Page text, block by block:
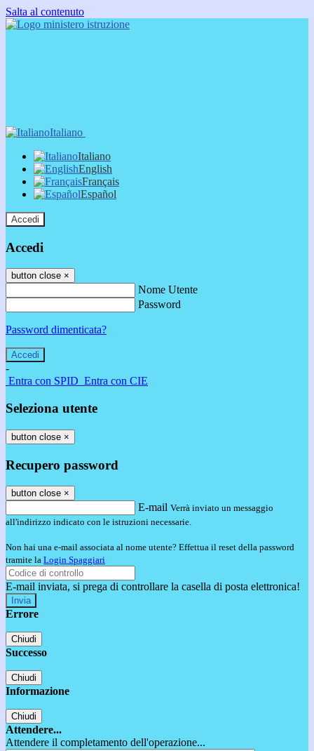
Salta al contenuto
Italiano
Italiano
English
Français
Español
Accedi
Accedi
button close ×
Nome Utente
Password
Password dimenticata?
-
Entra con SPID Entra con CIE
Seleziona utente
button close ×
Recupero password
button close ×
E-mail Verrà inviato un messaggio
all'indirizzo indicato con le istruzioni necessarie.
Non hai una e-mail associata al nome utente? Effettua il reset della password
tramite la Login Spaggiari
E-mail inviata, si prega di controllare la casella di posta elettronica!
Errore
Chiudi
Successo
Chiudi
Informazione
Chiudi
Attendere...
Attendere il completamento dell'operazione...